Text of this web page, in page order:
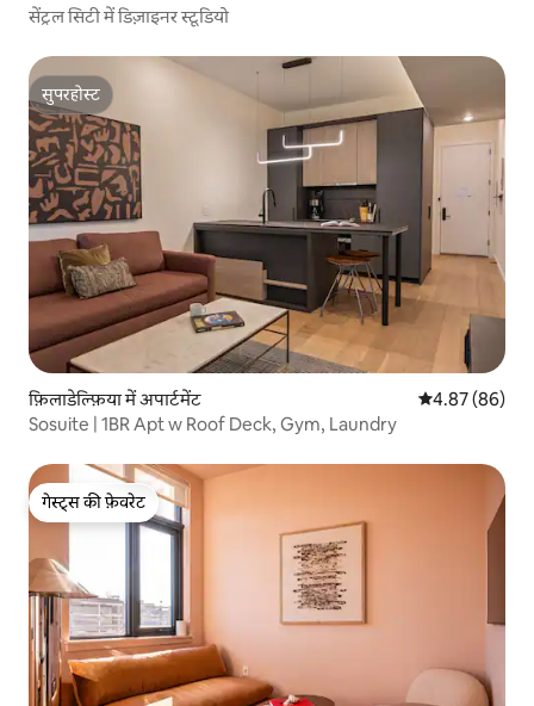
सेंट्रल सिटी में डिज़ाइनर स्टूडियो
सुपरहोस्ट
सुपरहोस्ट
फ़िलाडेल्फ़िया में अपार्टमेंट औसत रेटिंग 5 में
4.87 (86)
Sosuite | 1BR Apt w Roof Deck, Gym, Laundry
गेस्ट्स की फ़ेवरेट
गेस्ट्स की फ़ेवरेट